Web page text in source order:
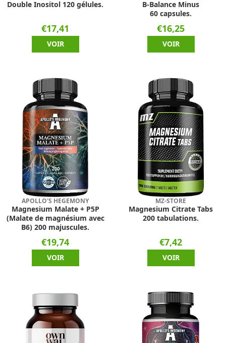
Double Inositol 120 gélules.
€17,41
VOIR
B-Balance Minus
60 capsules.
€16,25
VOIR
APOLLO'S HEGEMONY
Magnesium Malate + P5P
(Malate de magnésium avec
B6) 200 majuscules.
€19,74
VOIR
MZ-STORE
Magnesium Citrate Tabs
200 tabulations.
€7,42
VOIR